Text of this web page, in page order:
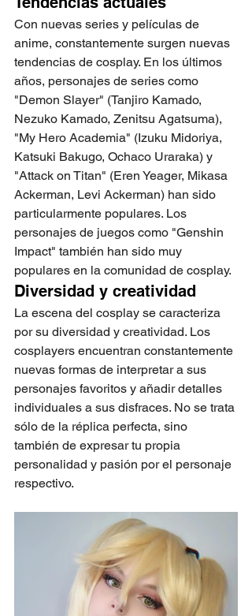
Con nuevas series y películas de
anime, constantemente surgen nuevas
tendencias de cosplay. En los últimos
años, personajes de series como
"Demon Slayer" (Tanjiro Kamado,
Nezuko Kamado, Zenitsu Agatsuma),
"My Hero Academia" (Izuku Midoriya,
Katsuki Bakugo, Ochaco Uraraka) y
"Attack on Titan" (Eren Yeager, Mikasa
Ackerman, Levi Ackerman) han sido
particularmente populares. Los
personajes de juegos como "Genshin
Impact" también han sido muy
populares en la comunidad de cosplay.
Diversidad y creatividad
La escena del cosplay se caracteriza
por su diversidad y creatividad. Los
cosplayers encuentran constantemente
nuevas formas de interpretar a sus
personajes favoritos y añadir detalles
individuales a sus disfraces. No se trata
sólo de la réplica perfecta, sino
también de expresar tu propia
personalidad y pasión por el personaje
respectivo.